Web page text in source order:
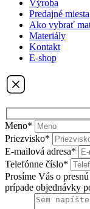
Výroba
Predajné miesta
Ako vybrať
Materiály
Kontakt
E-shop
Meno*
Priezvisko*
E-mailová adresa*
Telefónne číslo*
Prosíme Vás o
prípade objednávky